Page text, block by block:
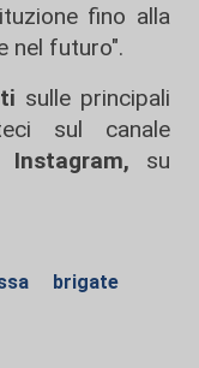
fino alla
nel futuro".
sulle principali
sul canale
Instagram, su
brigate